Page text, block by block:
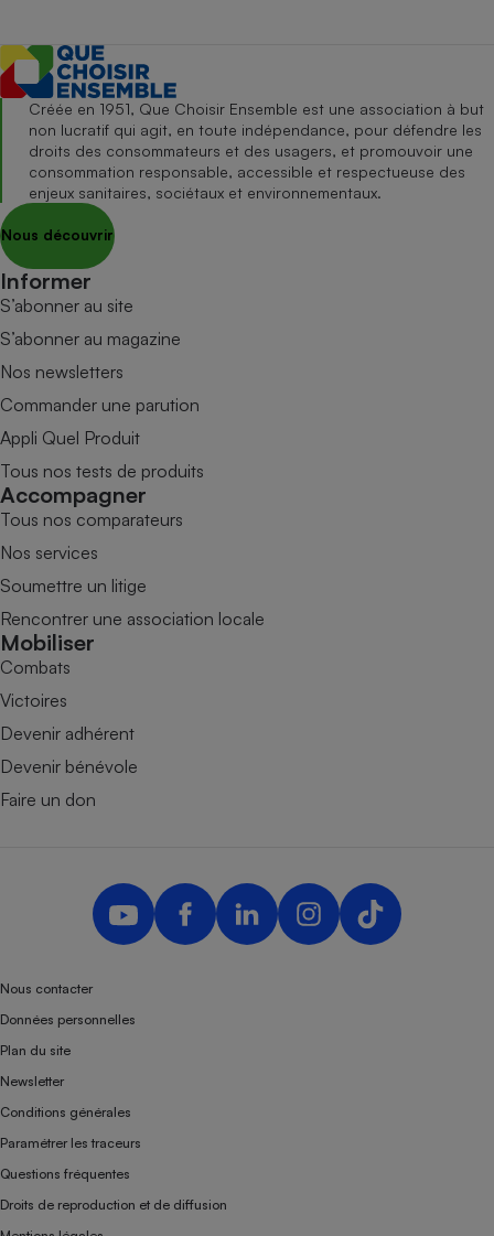
Créée en 1951, Que Choisir Ensemble est une association à but
non lucratif qui agit, en toute indépendance, pour défendre les
droits des consommateurs et des usagers, et promouvoir une
consommation responsable, accessible et respectueuse des
enjeux sanitaires, sociétaux et environnementaux.
Nous découvrir
Informer
S’abonner au site
S’abonner au magazine
Nos newsletters
Commander une parution
Appli Quel Produit
Tous nos tests de produits
Accompagner
Tous nos comparateurs
Nos services
Soumettre un litige
Rencontrer une association locale
Mobiliser
Combats
Victoires
Devenir adhérent
Devenir bénévole
Faire un don
Nous contacter
Données personnelles
Plan du site
Newsletter
Conditions générales
Paramétrer les traceurs
Questions fréquentes
Droits de reproduction et de diffusion